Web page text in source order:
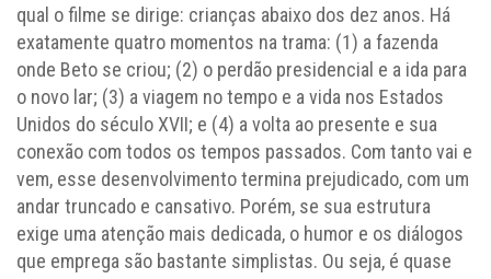
qual o filme se dirige: crianças abaixo dos dez anos. Há
exatamente quatro momentos na trama: (1) a fazenda
onde Beto se criou; (2) o perdão presidencial e a ida para
o novo lar; (3) a viagem no tempo e a vida nos Estados
Unidos do século XVII; e (4) a volta ao presente e sua
conexão com todos os tempos passados. Com tanto vai e
vem, esse desenvolvimento termina prejudicado, com um
andar truncado e cansativo. Porém, se sua estrutura
exige uma atenção mais dedicada, o humor e os diálogos
que emprega são bastante simplistas. Ou seja, é quase